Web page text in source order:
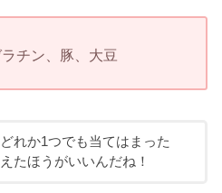
チン、豚、大豆
れか1つでも当てはまった
たほうがいいんだね！